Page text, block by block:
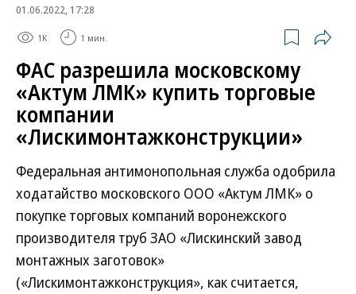
01.06.2022, 17:28
1K 1 мин.
ФАС разрешила московскому
«Актум ЛМК» купить торговые
компании
«Лискимонтажконструкции»
Федеральная антимонопольная служба одобрила
ходатайство московского ООО «Актум ЛМК» о
покупке торговых компаний воронежского
производителя труб ЗАО «Лискинский завод
монтажных заготовок»
(«Лискимонтажконструкция», как считается,